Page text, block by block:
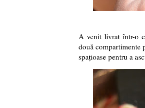
A venit livrat într-o
două compartimente
spațioase pentru a